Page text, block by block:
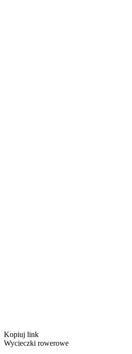
Kopiuj link
Wycieczki rowerowe